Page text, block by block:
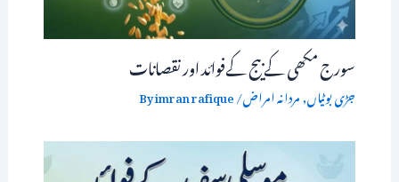
سورج مکھی کے بیج کےفوائد اور نقصانات
جڑی بوٹیاں,مردانہ امراض/ By
imran rafique